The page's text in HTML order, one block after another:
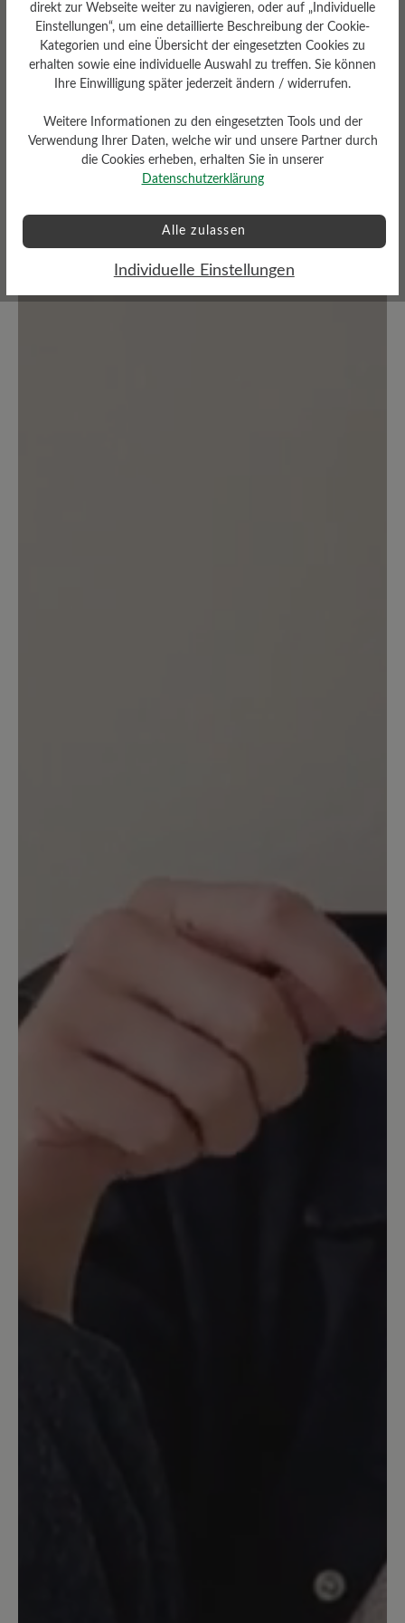
Durchschnittliche Bewertung
Bewerten Sie dieses Produkt!
Teilen Sie Ihre Erfahrungen mit anderen
Kunden.
Bewertung schreiben
Keine Bewertungen gefunden. Teilen Sie Ihre Erfahrungen
direkt zur Webseite weiter zu navigieren, oder auf „Individuelle
Einstellungen“, um eine detaillierte Beschreibung der Cookie-
Kategorien und eine Übersicht der eingesetzten Cookies zu
erhalten sowie eine individuelle Auswahl zu treffen. Sie können
Ihre Einwilligung später jederzeit ändern / widerrufen.
Weitere Informationen zu den eingesetzten Tools und der
Verwendung Ihrer Daten, welche wir und unsere Partner durch
die Cookies erheben, erhalten Sie in unserer
Datenschutzerklärung
Alle zulassen
Individuelle Einstellungen